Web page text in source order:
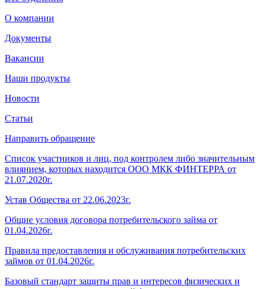
О компании
Документы
Вакансии
Наши продукты
Новости
Статьи
Направить обращение
Список участников и лиц, под контролем либо значительным
влиянием, которых находится ООО МКК ФИНТЕРРА от
21.07.2020г.
Устав Общества от 22.06.2023г.
Общие условия договора потребительского займа от
01.04.2026г.
Правила предоставления и обслуживания потребительских
займов от 01.04.2026г.
Базовый стандарт защиты прав и интересов физических и